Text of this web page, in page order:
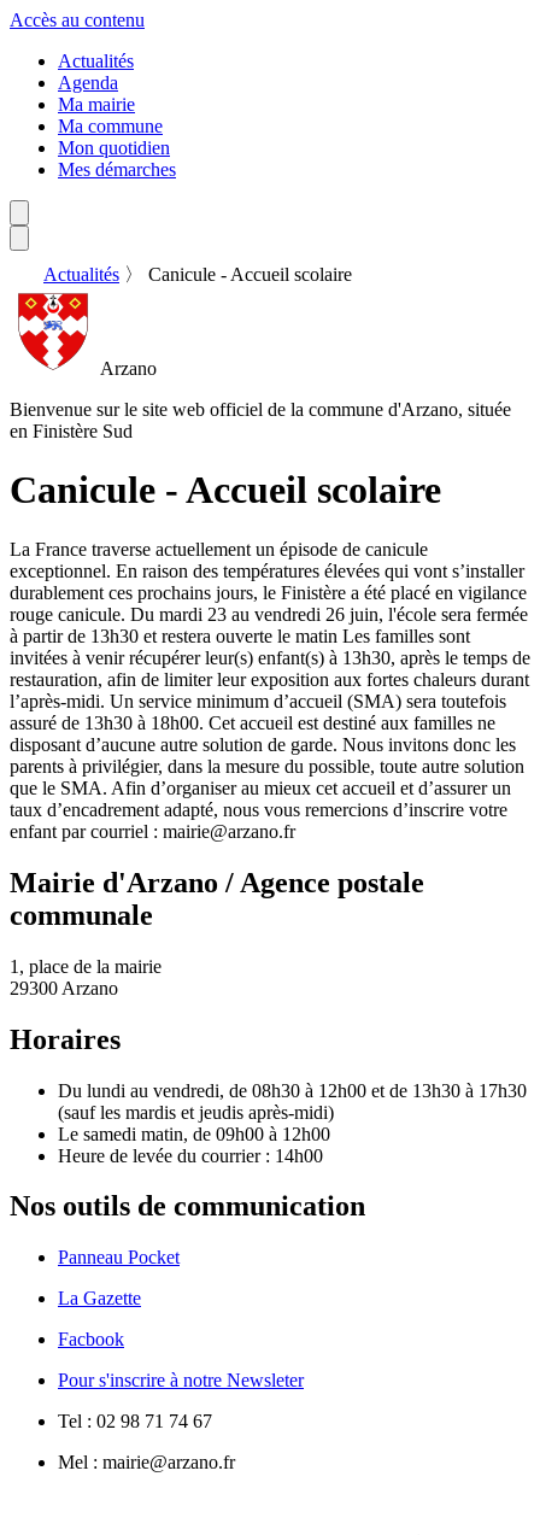
Accès au contenu
Actualités
Agenda
Ma mairie
Ma commune
Mon quotidien
Mes démarches
Actualités 〉 Canicule - Accueil scolaire
Arzano
Bienvenue sur le site web officiel de la commune d'Arzano, située
en Finistère Sud
Canicule - Accueil scolaire
La France traverse actuellement un épisode de canicule
exceptionnel. En raison des températures élevées qui vont s’installer
durablement ces prochains jours, le Finistère a été placé en vigilance
rouge canicule. Du mardi 23 au vendredi 26 juin, l'école sera fermée
à partir de 13h30 et restera ouverte le matin Les familles sont
invitées à venir récupérer leur(s) enfant(s) à 13h30, après le temps de
restauration, afin de limiter leur exposition aux fortes chaleurs durant
l’après-midi. Un service minimum d’accueil (SMA) sera toutefois
assuré de 13h30 à 18h00. Cet accueil est destiné aux familles ne
disposant d’aucune autre solution de garde. Nous invitons donc les
parents à privilégier, dans la mesure du possible, toute autre solution
que le SMA. Afin d’organiser au mieux cet accueil et d’assurer un
taux d’encadrement adapté, nous vous remercions d’inscrire votre
enfant par courriel : mairie@arzano.fr
Mairie d'Arzano / Agence postale
communale
1, place de la mairie
29300 Arzano
Horaires
Du lundi au vendredi, de 08h30 à 12h00 et de 13h30 à 17h30
(sauf les mardis et jeudis après-midi)
Le samedi matin, de 09h00 à 12h00
Heure de levée du courrier : 14h00
Nos outils de communication
Panneau Pocket
La Gazette
Facbook
Pour s'inscrire à notre Newsleter
Tel : 02 98 71 74 67
Mel : mairie@arzano.fr